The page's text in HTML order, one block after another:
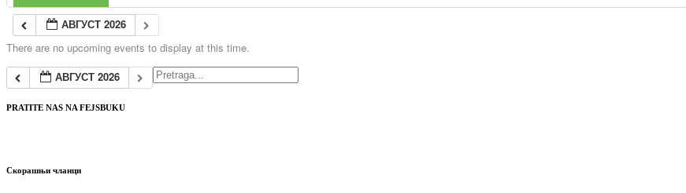
АВГУСТ 2026
There are no upcoming events to display at this time.
АВГУСТ 2026
PRATITE NAS NA FEJSBUKU
Скорашњи чланци